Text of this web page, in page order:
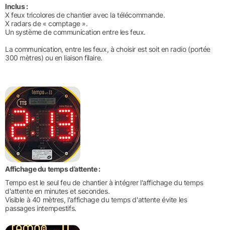
Inclus :
X feux tricolores de chantier avec la télécommande.
X radars de « comptage ».
Un système de communication entre les feux.
La communication, entre les feux, à choisir est soit en radio (portée
300 mètres) ou en liaison filaire.
Affichage du temps d’attente :
Tempo est le seul feu de chantier à intégrer l'affichage du temps
d'attente en minutes et secondes.
Visible à 40 mètres, l'affichage du temps d'attente évite les
passages intempestifs.